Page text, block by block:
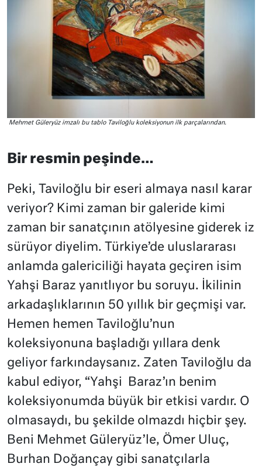
Mehmet Güleryüz imzalı bu tablo Taviloğlu koleksiyonun ilk parçalarından.
Bir resmin peşinde…
Peki, Taviloğlu bir eseri almaya nasıl karar
veriyor? Kimi zaman bir galeride kimi
zaman bir sanatçının atölyesine giderek iz
sürüyor diyelim. Türkiye’de uluslararası
anlamda galericiliği hayata geçiren isim
Yahşi Baraz yanıtlıyor bu soruyu. İkilinin
arkadaşlıklarının 50 yıllık bir geçmişi var.
Hemen hemen Taviloğlu’nun
koleksiyonuna başladığı yıllara denk
geliyor farkındaysanız. Zaten Taviloğlu da
kabul ediyor, “Yahşi Baraz’ın benim
koleksiyonumda büyük bir etkisi vardır. O
olmasaydı, bu şekilde olmazdı hiçbir şey.
Beni Mehmet Güleryüz’le, Ömer Uluç,
Burhan Doğançay gibi sanatçılarla